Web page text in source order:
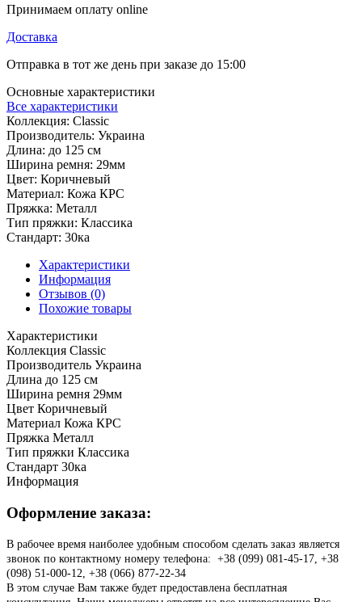
Принимаем оплату online
Доставка
Отправка в тот же день при заказе до 15:00
Основные характеристики
Все характеристики
Коллекция: Classic
Производитель: Украина
Длина: до 125 см
Ширина ремня: 29мм
Цвет: Коричневый
Материал: Кожа КРС
Пряжка: Металл
Тип пряжки: Классика
Стандарт: 30ка
Характеристики
Информация
Отзывов (0)
Похожие товары
Характеристики
Коллекция Classic
Производитель Украина
Длина до 125 см
Ширина ремня 29мм
Цвет Коричневый
Материал Кожа КРС
Пряжка Металл
Тип пряжки Классика
Стандарт 30ка
Информация
Оформление заказа:
В рабочее время наиболее удобным способом сделать заказ является
звонок по контактному номеру телефона: +38 (099) 081-45-17, +38
(098) 51-000-12, +38 (066) 877-22-34
В этом случае Вам также будет предоставлена бесплатная